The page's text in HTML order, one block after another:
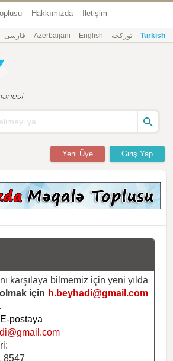
Hakkımızda İletişim
فارسی Azerbaijani English تورکجه Turkish
Giriş Yap
Yeni Üye
karşılaya bilmemiz için yeni yılda
için h.beyhadi@gmail.com
E-postaya
8547